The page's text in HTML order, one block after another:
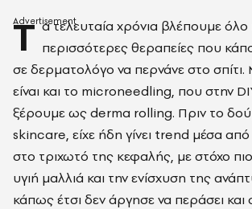
Τ α τελευταία χρόνια βλέπουμε όλο
περισσότερες θεραπείες που
σε δερματολόγο να περνάνε στο
είναι και το microneedling, που στην
ξέρουμε ως derma rolling. Πριν το
skincare, είχε ήδη γίνει trend μέσα
στο τριχωτό της κεφαλής, με στόχο
υγιή μαλλιά και την ενίσχυση της
κάπως έτσι δεν άργησε να περάσει